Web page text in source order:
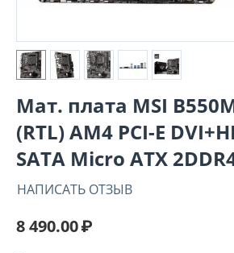
Мат. плата MSI
(RTL) AM4 PCI-E
SATA Micro ATX
НАПИСАТЬ ОТЗЫВ
8 490.00₽